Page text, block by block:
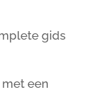
gids
een